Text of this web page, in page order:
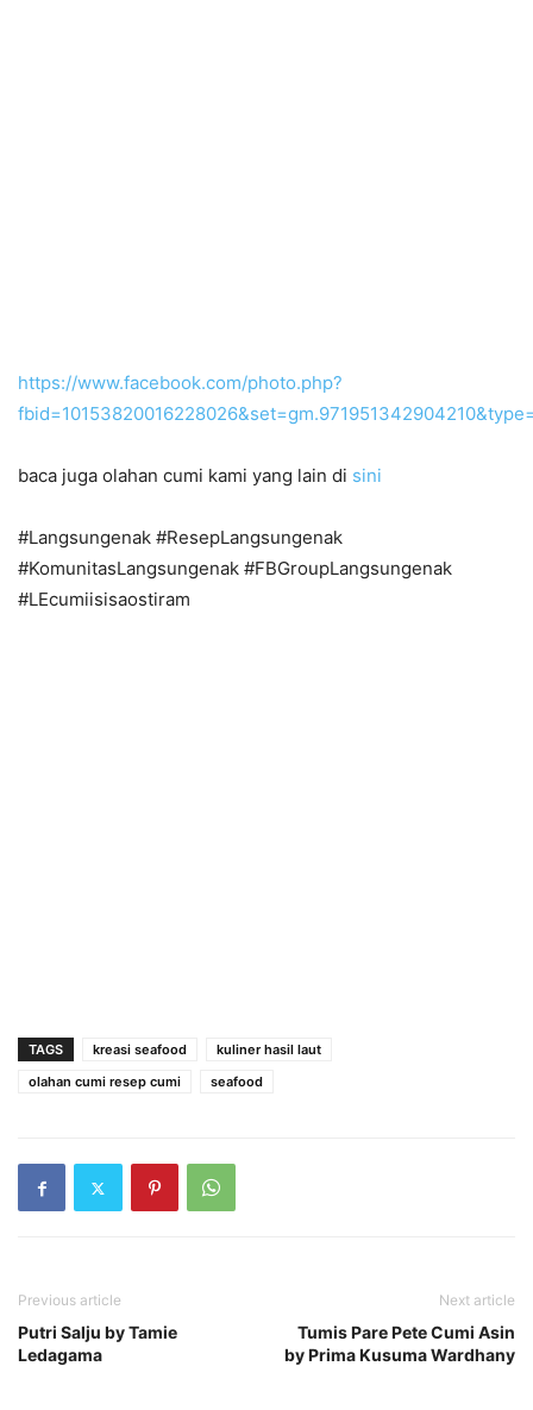
https://www.facebook.com/photo.php?
baca juga olahan cumi kami yang lain di sini
#Langsungenak #ResepLangsungenak
#KomunitasLangsungenak #FBGroupLangsungenak
#LEcumiisisaostiram
TAGS kreasi seafood
kuliner hasil laut
olahan cumi resep cumi
seafood
Previous article
Putri Salju by Tamie
Ledagama
Next article
Tumis Pare Pete Cumi Asin
by Prima Kusuma Wardhany